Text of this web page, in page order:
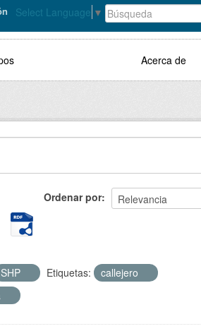
Select Language ▼
Acerca de
Ordenar por
SHP Etiquetas:
callejero